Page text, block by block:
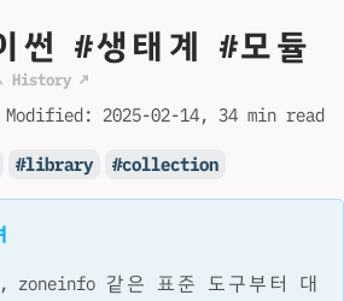
썬 #생태계 #모듈
↗
Modified: 2025-02-14 34 min read
library collection
zoneinfo 같은 표준 도구부터 대